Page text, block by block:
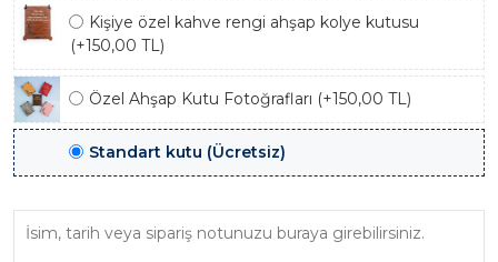
Kişiye özel kahve rengi ahşap kolye kutusu
(+150,00 TL)
Özel Ahşap Kutu Fotoğrafları (+150,00 TL)
Standart kutu (Ücretsiz)